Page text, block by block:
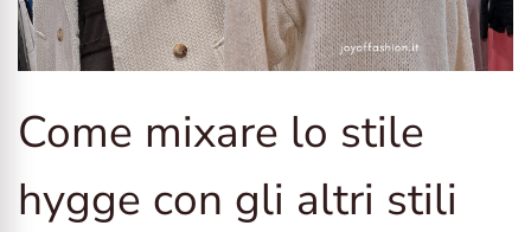
Come mixare lo stile
hygge con gli altri stili